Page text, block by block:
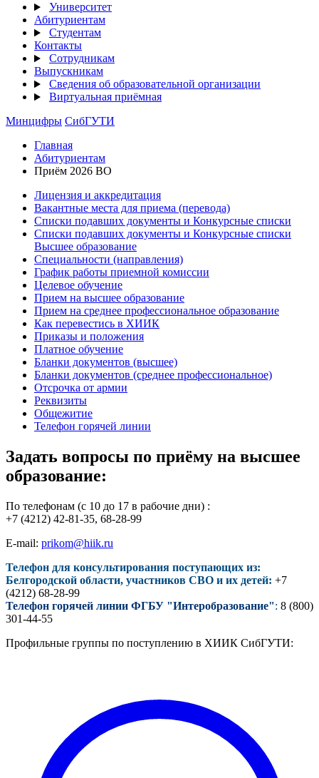
Университет
Абитуриентам
Студентам
Контакты
Сотрудникам
Выпускникам
Сведения об образовательной организации
Виртуальная приёмная
Минцифры СибГУТИ
Главная
Абитуриентам
Приём 2026 ВО
Лицензия и аккредитация
Вакантные места для приема (перевода)
Списки подавших документы и Конкурсные списки
Списки подавших документы и Конкурсные списки
Высшее образование
Специальности (направления)
График работы приемной комиссии
Целевое обучение
Прием на высшее образование
Прием на среднее профессиональное образование
Как перевестись в ХИИК
Приказы и положения
Платное обучение
Бланки документов (высшее)
Бланки документов (среднее профессиональное)
Отсрочка от армии
Реквизиты
Общежитие
Телефон горячей линии
Задать вопросы по приёму на высшее
образование:
По телефонам (с 10 до 17 в рабочие дни) :
+7 (4212) 42-81-35, 68-28-99
E-mail: prikom@hiik.ru
Телефон для консультирования поступающих из:
Белгородской области, участников СВО и их детей: +7
(4212) 68-28-99
Телефон горячей линии ФГБУ "Интеробразование": 8 (800)
301-44-55
Профильные группы по поступлению в ХИИК СибГУТИ: